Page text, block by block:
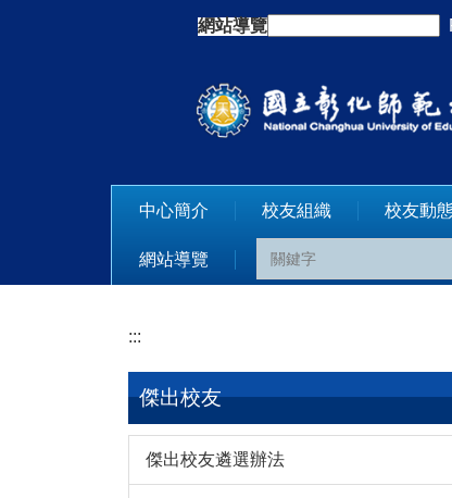
網站導覽
中心簡介 校友組織 校友動
網站導覽
:::
傑出校友
傑出校友遴選辦法